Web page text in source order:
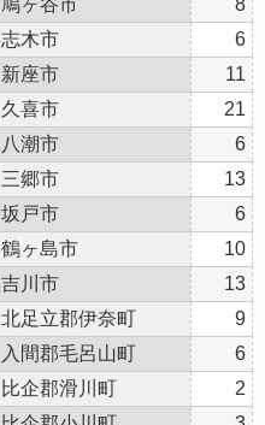
鳩ヶ谷市
8
志木市
6
新座市
11
久喜市
21
八潮市
6
三郷市
13
坂戸市
6
鶴ヶ島市
10
吉川市
13
北足立郡伊奈町
9
入間郡毛呂山町
6
比企郡滑川町
2